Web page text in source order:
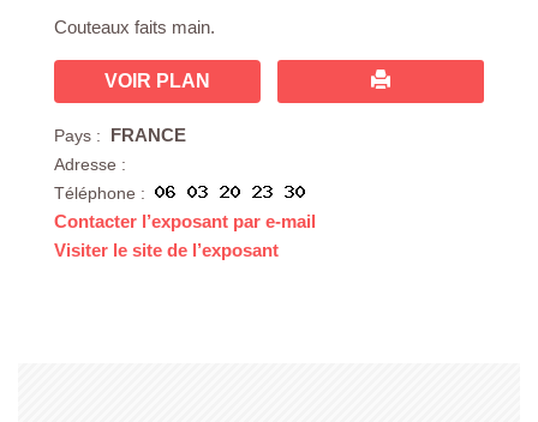
Couteaux faits main.
VOIR PLAN
Pays : FRANCE
Adresse :
Téléphone :
Contacter l’exposant par e-mail
Visiter le site de l’exposant